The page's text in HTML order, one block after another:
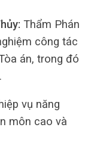
Thẩm Phán
công tác
án, trong đó
vụ năng
môn cao và